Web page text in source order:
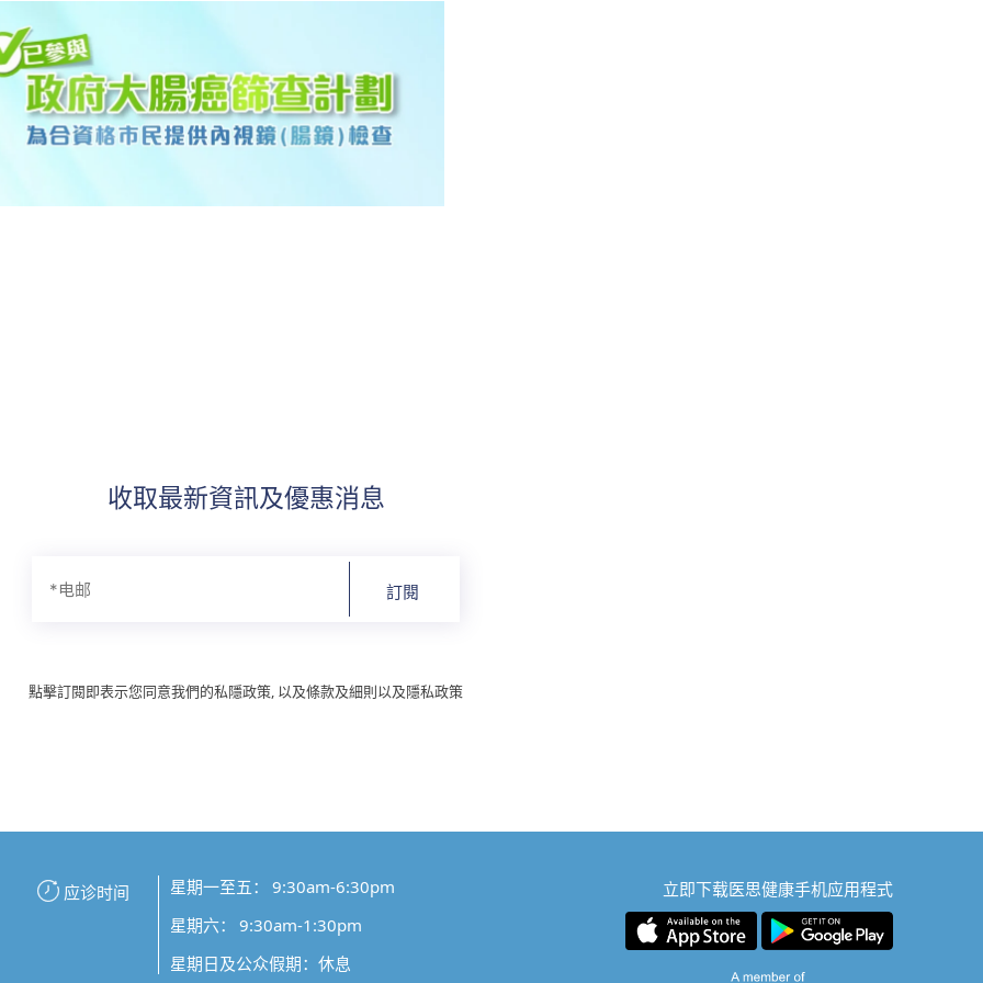
收取最新資訊及優惠消息
訂閱
點擊訂閱即表示您同意我們的私隱政策, 以及條款及細則以及隱私政策
应诊时间
星期一至五： 9:30am-6:30pm
星期六： 9:30am-1:30pm
星期日及公众假期：休息
立即下载医思健康手机应用程式